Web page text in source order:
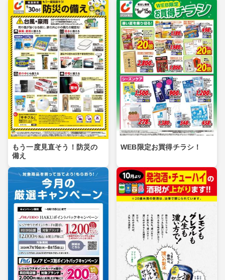
もう一度見直そう！防災の
備え
WEB限定お買得チラシ！